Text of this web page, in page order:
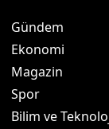
Gündem
Ekonomi
Magazin
Spor
Bilim ve